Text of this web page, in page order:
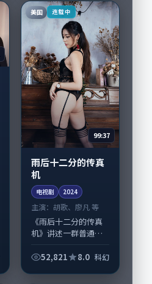
演员亦参与重要戏
份。故事围绕当代都
美国 连载中
99:37
雨后十二分的传真
机
电视剧 2024
主演： 胡歌、廖凡 等
《雨后十二分的传真
机》讲述一群普通人
写人生轨迹的故事，
52,821 8.0 科幻